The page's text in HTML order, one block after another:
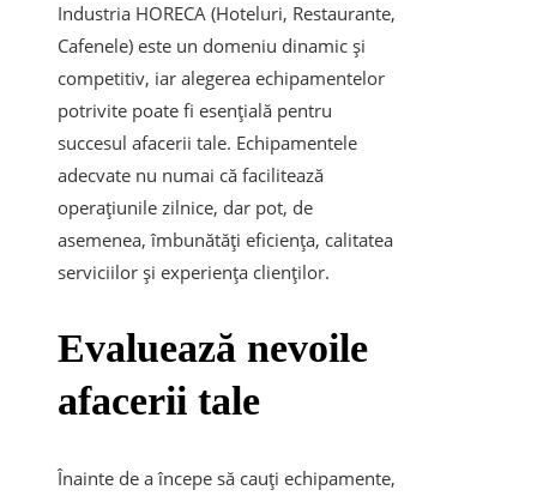
Industria HORECA (Hoteluri, Restaurante,
Cafenele) este un domeniu dinamic și
competitiv, iar alegerea echipamentelor
potrivite poate fi esențială pentru
succesul afacerii tale. Echipamentele
adecvate nu numai că facilitează
operațiunile zilnice, dar pot, de
asemenea, îmbunătăți eficiența, calitatea
serviciilor și experiența clienților.
Evaluează nevoile
afacerii tale
Înainte de a începe să cauți echipamente,